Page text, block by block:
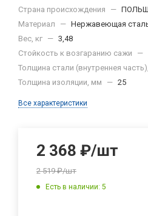
Страна происхождения
—
Материал
— Нержавеющая
Вес, кг — 3,48
Стойкость к возгаранию сажи
—
Толщина стали (внутреннея
Толщина изоляции, мм
— 25
Все характеристики
2 368 ₽/шт
2 519₽/шт
Есть в наличии: 5